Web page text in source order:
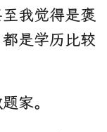
我觉得是褒
是学历比较
家。